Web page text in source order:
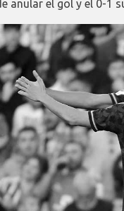
anular el gol y el 0-1